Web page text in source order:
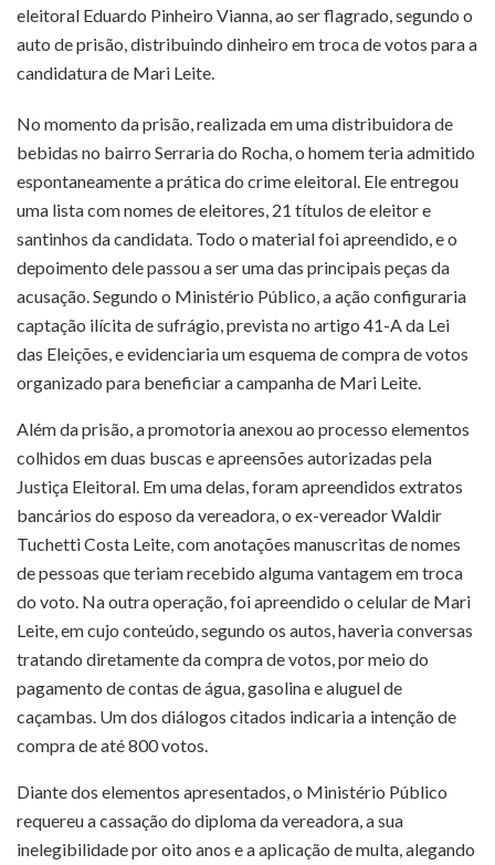
eleitoral Eduardo Pinheiro Vianna, ao ser flagrado, segundo o
auto de prisão, distribuindo dinheiro em troca de votos para a
candidatura de Mari Leite.
No momento da prisão, realizada em uma distribuidora de
bebidas no bairro Serraria do Rocha, o homem teria admitido
espontaneamente a prática do crime eleitoral. Ele entregou
uma lista com nomes de eleitores, 21 títulos de eleitor e
santinhos da candidata. Todo o material foi apreendido, e o
depoimento dele passou a ser uma das principais peças da
acusação. Segundo o Ministério Público, a ação configuraria
captação ilícita de sufrágio, prevista no artigo 41-A da Lei
das Eleições, e evidenciaria um esquema de compra de votos
organizado para beneficiar a campanha de Mari Leite.
Além da prisão, a promotoria anexou ao processo elementos
colhidos em duas buscas e apreensões autorizadas pela
Justiça Eleitoral. Em uma delas, foram apreendidos extratos
bancários do esposo da vereadora, o ex-vereador Waldir
Tuchetti Costa Leite, com anotações manuscritas de nomes
de pessoas que teriam recebido alguma vantagem em troca
do voto. Na outra operação, foi apreendido o celular de Mari
Leite, em cujo conteúdo, segundo os autos, haveria conversas
tratando diretamente da compra de votos, por meio do
pagamento de contas de água, gasolina e aluguel de
caçambas. Um dos diálogos citados indicaria a intenção de
compra de até 800 votos.
Diante dos elementos apresentados, o Ministério Público
requereu a cassação do diploma da vereadora, a sua
inelegibilidade por oito anos e a aplicação de multa, alegando